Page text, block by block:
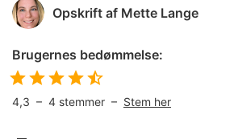
Opskrift af Mette Lange
Brugernes bedømmelse:
4,3 – 4 stemmer – Stem her